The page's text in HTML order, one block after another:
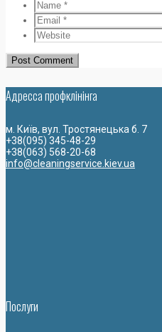
Адресса профклiнiнга
м. Київ, вул. Тростянецька б. 7
+38(095) 345-48-29
+38(063) 568-20-68
info@cleaningservice.kiev.ua
Послуги